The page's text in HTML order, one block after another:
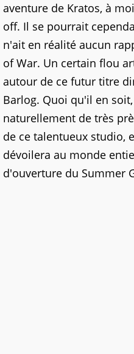
aventure de Kratos, à
off. Il se pourrait
n'ait en réalité aucun
of War. Un certain flou
autour de ce futur titre
Barlog. Quoi qu'il en
naturellement de très
de ce talentueux studio,
dévoilera au monde
d'ouverture du Summer